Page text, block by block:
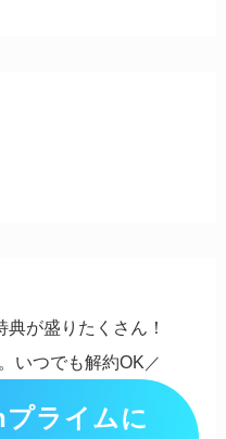
が盛りたくさん！
いつでも解約OK ／
ライムに